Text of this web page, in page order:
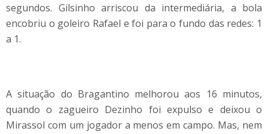
segundos. Gilsinho arriscou da intermediária, a bola
encobriu o goleiro Rafael e foi para o fundo das redes: 1
a 1.
A situação do Bragantino melhorou aos 16 minutos,
quando o zagueiro Dezinho foi expulso e deixou o
Mirassol com um jogador a menos em campo. Mas, nem